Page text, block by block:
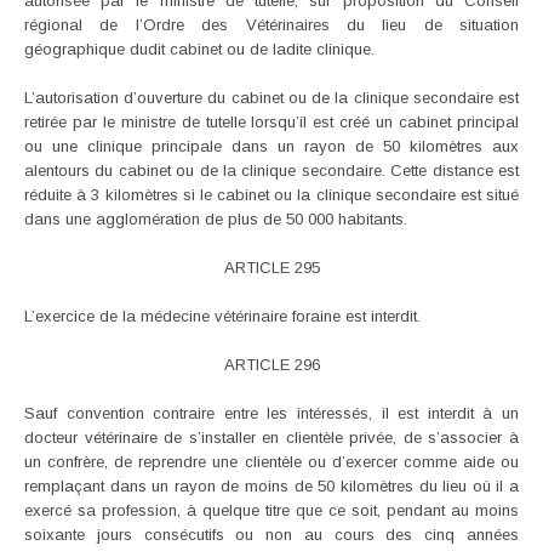
régional de l’Ordre des Vétérinaires du lieu de situation
géographique dudit cabinet ou de ladite clinique.
L’autorisation d’ouverture du cabinet ou de la clinique secondaire est
retirée par le ministre de tutelle lorsqu’il est créé un cabinet principal
ou une clinique principale dans un rayon de 50 kilomètres aux
alentours du cabinet ou de la clinique secondaire. Cette distance est
réduite à 3 kilomètres si le cabinet ou la clinique secondaire est situé
dans une agglomération de plus de 50 000 habitants.
ARTICLE 295
L’exercice de la médecine vétérinaire foraine est interdit.
ARTICLE 296
Sauf convention contraire entre les intéressés, il est interdit à un
docteur vétérinaire de s’installer en clientèle privée, de s’associer à
un confrère, de reprendre une clientèle ou d’exercer comme aide ou
remplaçant dans un rayon de moins de 50 kilomètres du lieu où il a
exercé sa profession, à quelque titre que ce soit, pendant au moins
soixante jours consécutifs ou non au cours des cinq années